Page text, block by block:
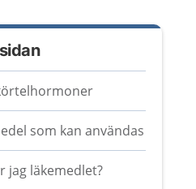
som kan användas
jag läkemedlet?